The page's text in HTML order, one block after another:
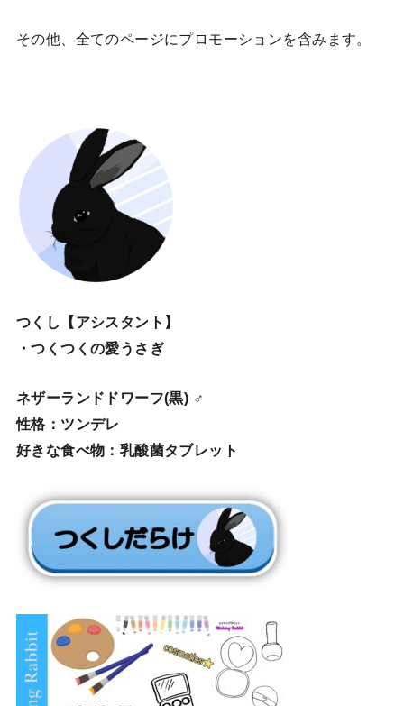
その他、全てのページにプロモーションを含みます。
つくし【アシスタント】
・つくつくの愛うさぎ
ネザーランドドワーフ(黒) ♂
性格：ツンデレ
好きな食べ物：乳酸菌タブレット